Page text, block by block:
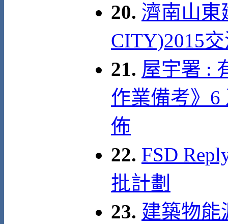
20. 濟南山東
CITY)2015
21. 屋宇署 :
作業備考》6
佈
22. FSD
批計劃
23. 建築物能